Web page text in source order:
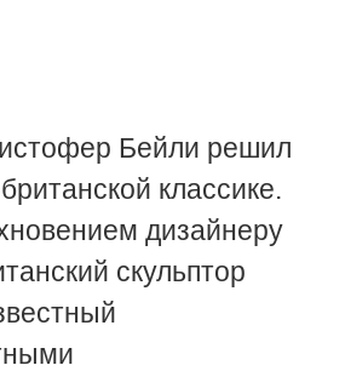
Бейли решил
классике.
дизайнеру
скульптор